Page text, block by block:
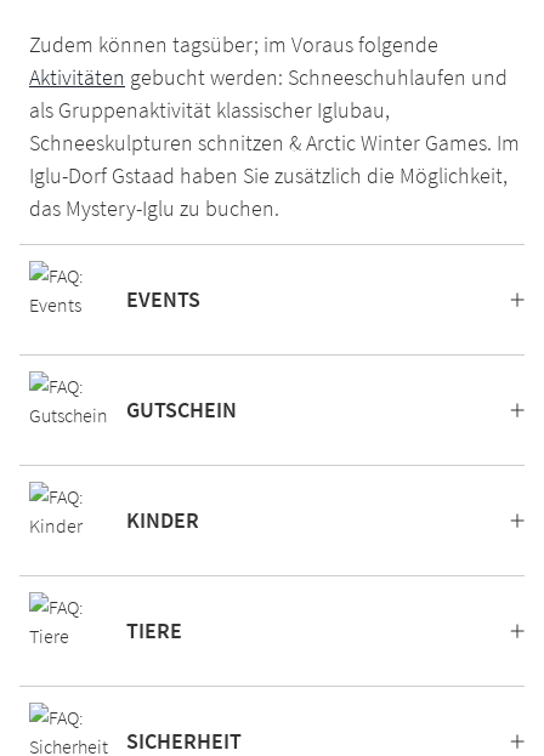
Zudem können tagsüber; im Voraus folgende
Aktivitäten gebucht werden: Schneeschuhlaufen und
als Gruppenaktivität klassischer Iglubau,
Schneeskulpturen schnitzen & Arctic Winter Games. Im
Iglu-Dorf Gstaad haben Sie zusätzlich die Möglichkeit,
das Mystery-Iglu zu buchen.
EVENTS
GUTSCHEIN
KINDER
TIERE
SICHERHEIT